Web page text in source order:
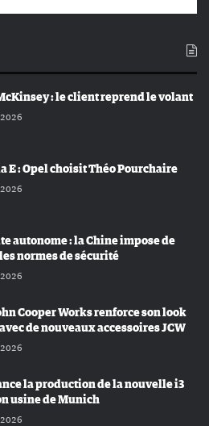
: le client reprend le volant
E : Opel choisit Théo Pourchaire
autonome : la Chine impose de
normes de sécurité
Cooper Works renforce son look
de nouveaux accessoires JCW
la production de la nouvelle i3
usine de Munich